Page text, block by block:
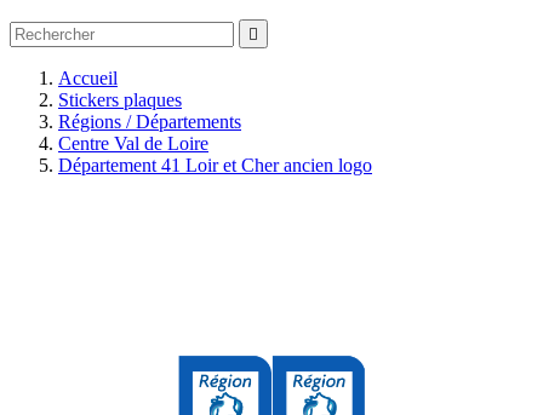

Accueil
Stickers plaques
Régions / Départements
Centre Val de Loire
Département 41 Loir et Cher ancien logo